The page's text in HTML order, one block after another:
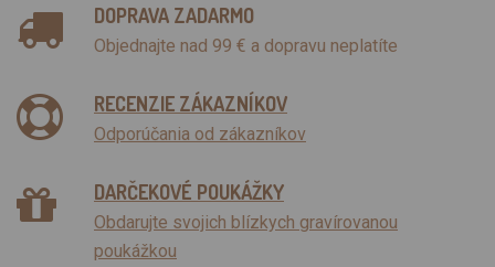
DOPRAVA ZADARMO
Objednajte nad 99 € a dopravu neplatíte
RECENZIE ZÁKAZNÍKOV
Odporúčania od zákazníkov
DARČEKOVÉ POUKÁŽKY
Obdarujte svojich blízkych gravírovanou
poukážkou